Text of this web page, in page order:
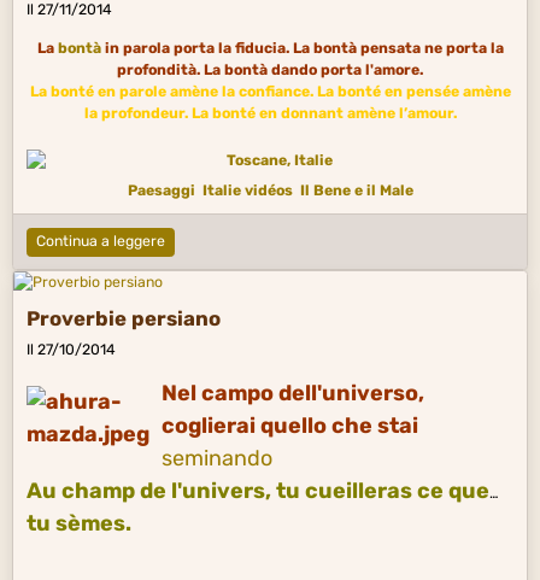
Il 27/11/2014
La bontàin parola porta la fiducia. La bontà pensata ne porta la
profondità. La bontà dando porta l'amore.
La bonté en parole amène la confiance. La bonté en pensée amène
la profondeur. La bonté en donnant amène l’amour.
Paesaggi Italie vidéos Il Bene e il Male
Continua a leggere
Proverbie persiano
Il 27/10/2014
Nel campo dell'universo,
coglierai quello che stai
seminando
Au champ de l'univers, tu cueilleras ce que
tu sèmes.